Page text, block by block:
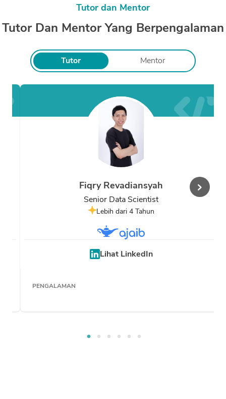
Tutor dan Mentor
Tutor Dan Mentor Yang Berpengalaman
Tutor Mentor
Fiqry Revadiansyah
Senior Data Scientist
Lebih dari 4 Tahun
Lihat LinkedIn
PENGALAMAN